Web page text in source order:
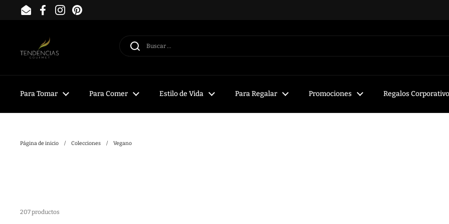
Ir al contenido
EmailFacebookInstagramPinterest
Para Tomar Para Comer Estilo de Vida Para Regalar Promociones Regalos
Página de inicio / Colecciones / Vegano
207 productos